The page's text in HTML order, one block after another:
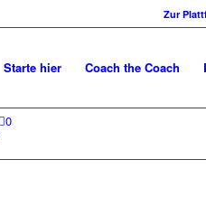
Zur
Starte hier Coach the Coach
0